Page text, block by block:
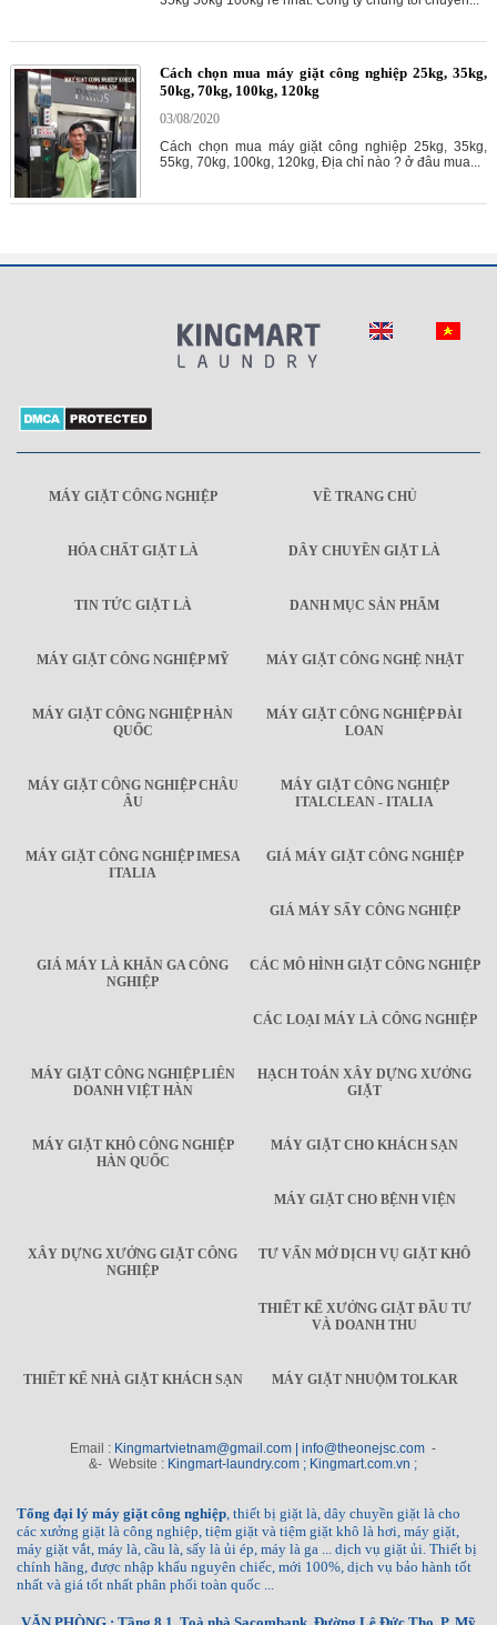
Cách chọn mua máy giặt công nghiệp 25kg, 35kg,
50kg, 70kg, 100kg, 120kg
03/08/2020
Cách chọn mua máy giặt công nghiệp 25kg, 35kg,
55kg, 70kg, 100kg, 120kg, Địa chỉ nào ? ở đâu mua...
MÁY GIẶT CÔNG NGHIỆP VỀ TRANG CHỦ
HÓA CHẤT GIẶT LÀ DÂY CHUYỀN GIẶT LÀ
TIN TỨC GIẶT LÀ DANH MỤC SẢN PHẨM
MÁY GIẶT CÔNG NGHIỆP MỸ MÁY GIẶT CÔNG NGHỆ NHẬT
MÁY GIẶT CÔNG NGHIỆP HÀN
QUỐC
MÁY GIẶT CÔNG NGHIỆP ĐÀI
LOAN
MÁY GIẶT CÔNG NGHIỆP CHÂU
ÂU
MÁY GIẶT CÔNG NGHIỆP
ITALCLEAN - ITALIA
MÁY GIẶT CÔNG NGHIỆP IMESA
ITALIA
GIÁ MÁY GIẶT CÔNG NGHIỆP
GIÁ MÁY SẤY CÔNG NGHIỆP
GIÁ MÁY LÀ KHĂN GA CÔNG
NGHIỆP
CÁC MÔ HÌNH GIẶT CÔNG NGHIỆP
CÁC LOẠI MÁY LÀ CÔNG NGHIỆP
MÁY GIẶT CÔNG NGHIỆP LIÊN
DOANH VIỆT HÀN
HẠCH TOÁN XÂY DỰNG XƯỞNG
GIẶT
MÁY GIẶT KHÔ CÔNG NGHIỆP
HÀN QUỐC
MÁY GIẶT CHO KHÁCH SẠN
MÁY GIẶT CHO BỆNH VIỆN
XÂY DỰNG XƯỞNG GIẶT CÔNG
NGHIỆP
TƯ VẤN MỞ DỊCH VỤ GIẶT KHÔ
THIẾT KẾ XƯỞNG GIẶT ĐẦU TƯ
VÀ DOANH THU
THIẾT KẾ NHÀ GIẶT KHÁCH SẠN MÁY GIẶT NHUỘM TOLKAR
Email : Kingmartvietnam@gmail.com | info@theonejsc.com -
&- Website : Kingmart-laundry.com ; Kingmart.com.vn ;
Tổng đại lý máy giặt công nghiệp, thiết bị giặt là, dây chuyền giặt là cho
các xưởng giặt là công nghiệp, tiệm giặt và tiệm giặt khô là hơi, máy giặt,
máy giặt vắt, máy là, cầu là, sấy là ủi ép, máy là ga ... dịch vụ giặt ủi. Thiết bị
chính hãng, được nhập khẩu nguyên chiếc, mới 100%, dịch vụ bảo hành tốt
nhất và giá tốt nhất phân phối toàn quốc ...